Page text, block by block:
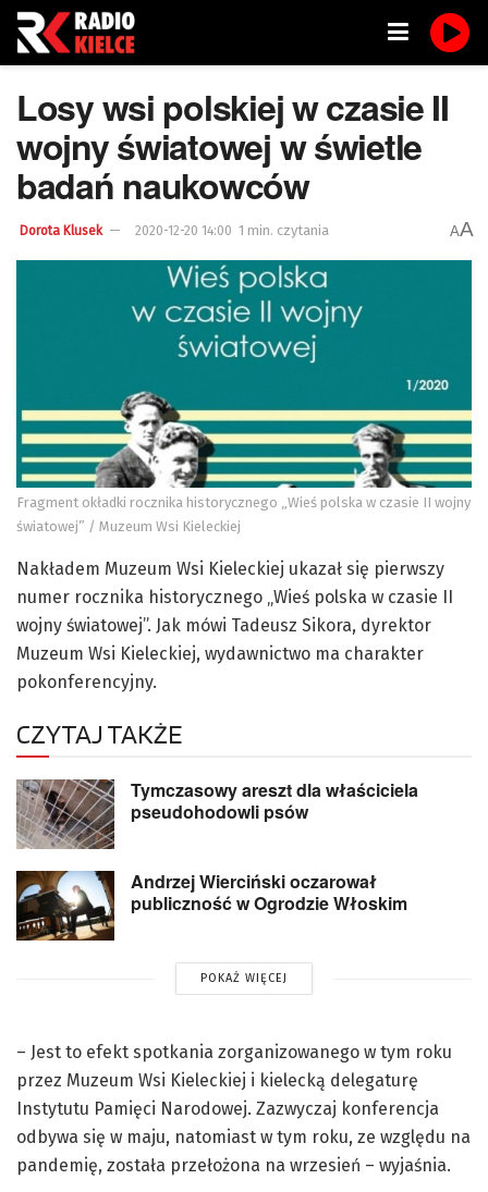
Losy wsi polskiej w czasie II
wojny światowej w świetle
badań naukowców
Dorota Klusek 2020-12-20 14:00 1 min. czytania AA
Fragment okładki rocznika historycznego „Wieś polska w czasie II wojny
światowej” / Muzeum Wsi Kieleckiej
Nakładem Muzeum Wsi Kieleckiej ukazał się pierwszy
numer rocznika historycznego „Wieś polska w czasie II
wojny światowej”. Jak mówi Tadeusz Sikora, dyrektor
Muzeum Wsi Kieleckiej, wydawnictwo ma charakter
pokonferencyjny.
CZYTAJ TAKŻE
Tymczasowy areszt dla właściciela
pseudohodowli psów
Andrzej Wierciński oczarował
publiczność w Ogrodzie Włoskim
POKAŻ WIĘCEJ
– Jest to efekt spotkania zorganizowanego w tym roku
przez Muzeum Wsi Kieleckiej i kielecką delegaturę
Instytutu Pamięci Narodowej. Zazwyczaj konferencja
odbywa się w maju, natomiast w tym roku, ze względu na
pandemię, została przełożona na wrzesień – wyjaśnia.